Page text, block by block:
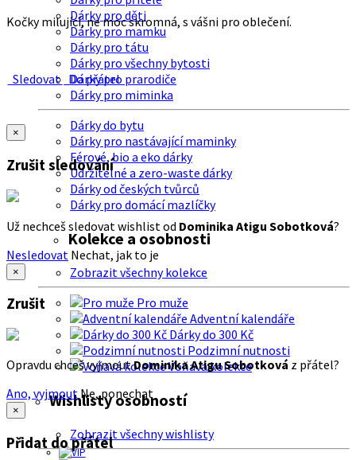
Dárky pro děti
Dárky pro mamku
Dárky pro tátu
Dárky pro všechny bytosti
Dárky pro prarodiče
Dárky pro miminka
Dárky do bytu
Dárky pro nastávající maminky
Férové, bio a eko dárky
Udržitelné a zero-waste dárky
Dárky od českých tvůrců
Dárky pro domácí mazlíčky
Kolekce a osobnosti
Zobrazit všechny kolekce
Pro muže
Adventní kalendáře
Dárky do 300 Kč
Podzimní nutnosti
Voňavá kolekce
Wishlisty osobností
Zobrazit všechny wishlisty
Kočky milující, ne moc skromná, s vášni pro oblečení.
Sledovat Do přátel
×
Zrušit sledování
Už nechceš sledovat wishlist od Dominika Atigu Sobotková?
Nesledovat Nechat, jak to je
×
Zrušit
Opravdu chceš vyjmoutDominika Atigu Sobotková z přátel?
Ano, vyjmout Ne, ponechat
×
Přidat do přátel